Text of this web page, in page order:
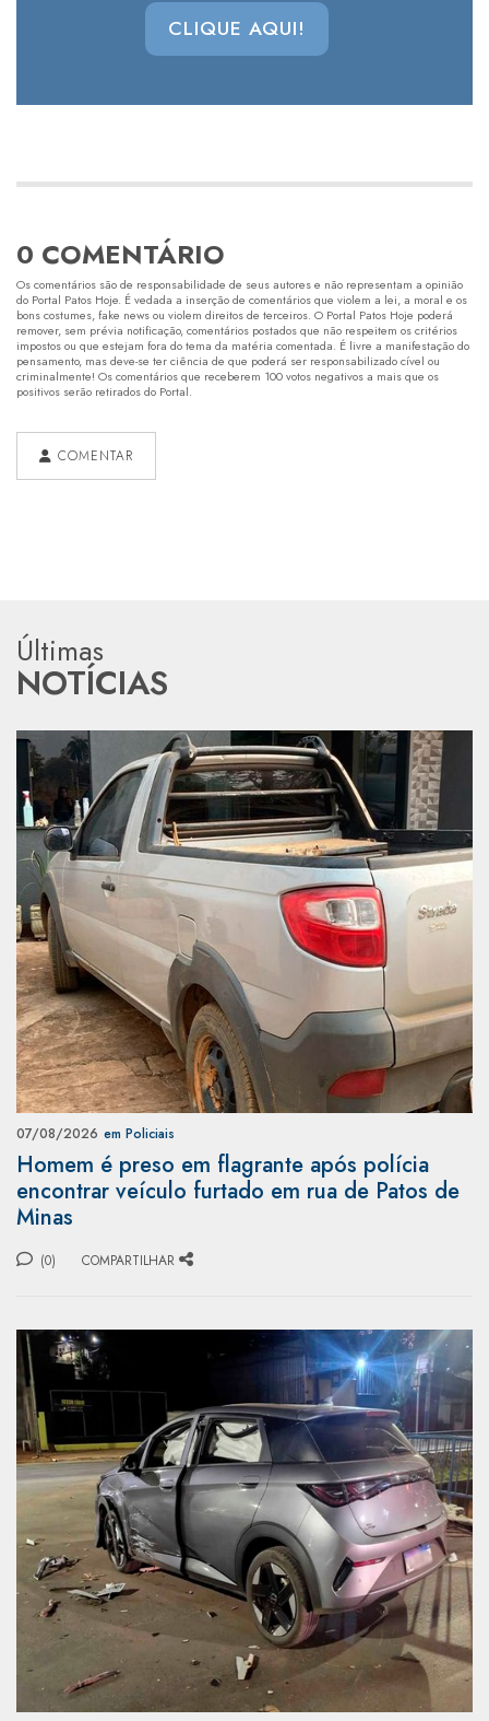
CLIQUE AQUI!
0 COMENTÁRIO
Os comentários são de responsabilidade de seus autores e não representam a opinião
do Portal Patos Hoje. É vedada a inserção de comentários que violem a lei, a moral e os
bons costumes, fake news ou violem direitos de terceiros. O Portal Patos Hoje poderá
remover, sem prévia notificação, comentários postados que não respeitem os critérios
impostos ou que estejam fora do tema da matéria comentada. É livre a manifestação do
pensamento, mas deve-se ter ciência de que poderá ser responsabilizado cível ou
criminalmente! Os comentários que receberem 100 votos negativos a mais que os
positivos serão retirados do Portal.
COMENTAR
Últimas
NOTÍCIAS
07/08/2026 em Policiais
Homem é preso em flagrante após polícia
encontrar veículo furtado em rua de Patos de
Minas
(0) COMPARTILHAR